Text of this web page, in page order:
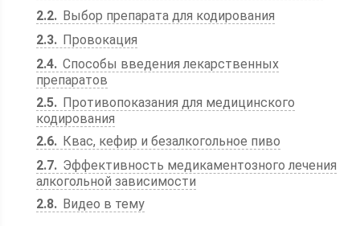
2.2
Выбор препарата для кодирования
2.3
Провокация
2.4 Способы введения лекарственных
препаратов
2.5
Противопоказания для медицинского
кодирования
2.6
Квас, кефир и безалкогольное пиво
2.7
Эффективность медикаментозного лечения
алкогольной зависимости
2.8
Видео в тему